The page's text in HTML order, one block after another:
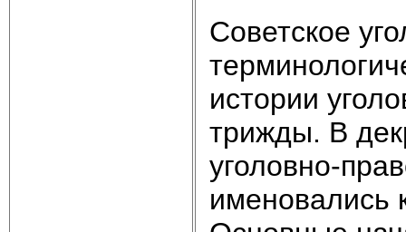
Советское
истории
трижды. В
уголовно-
именовались